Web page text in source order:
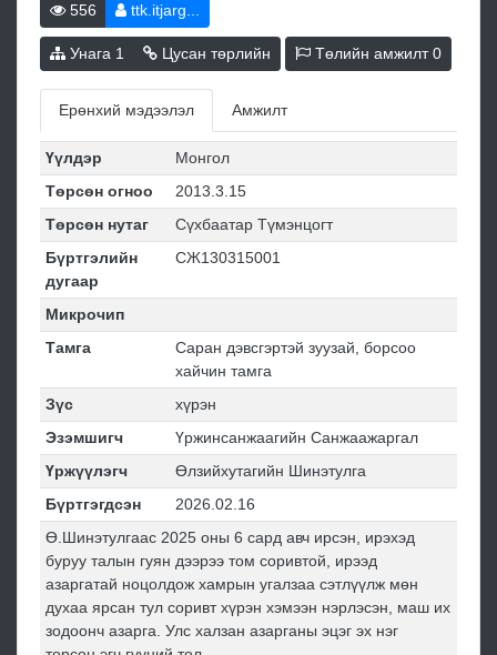
556 ttk.itjarg...
Унага 1 Цусан төрлийн Төлийн амжилт0
Ерөнхий мэдээлэл Амжилт
Үүлдэр
Монгол
Төрсөн огноо
2013.3.15
Төрсөн нутаг
Сүхбаатар Түмэнцогт
Бүртгэлийн
дугаар
СЖ130315001
Микрочип
Тамга
Саран дэвсгэртэй зуузай, борсоо
хайчин тамга
Зүс
хүрэн
Эзэмшигч
Үржинсанжаагийн Санжаажаргал
Үржүүлэгч
Өлзийхутагийн Шинэтулга
Бүртгэгдсэн
2026.02.16
Ө.Шинэтулгаас 2025 оны 6 сард авч ирсэн, ирэхэд
буруу талын гуян дээрээ том соривтой, ирээд
азаргатай ноцолдож хамрын угалзаа сэтлүүлж мөн
духаа ярсан тул соривт хүрэн хэмээн нэрлэсэн, маш их
зодоонч азарга. Улс халзан азарганы эцэг эх нэг